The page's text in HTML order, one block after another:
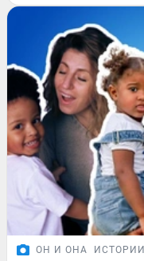
ОН И ОНА ИСТОРИИ